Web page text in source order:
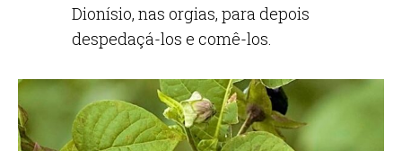
Dionísio, nas orgias, para depois
despedaçá-los e comê-los.